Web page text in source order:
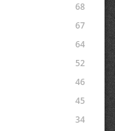
68
67
64
52
46
45
34